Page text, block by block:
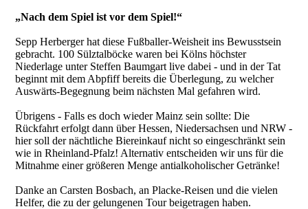
„Nach dem Spiel ist vor dem Spiel!“
Sepp Herberger hat diese Fußballer-Weisheit ins Bewusstsein
gebracht. 100 Sülztalböcke waren bei Kölns höchster
Niederlage unter Steffen Baumgart live dabei - und in der Tat
beginnt mit dem Abpfiff bereits die Überlegung, zu welcher
Auswärts-Begegnung beim nächsten Mal gefahren wird.
Übrigens - Falls es doch wieder Mainz sein sollte: Die
Rückfahrt erfolgt dann über Hessen, Niedersachsen und NRW -
hier soll der nächtliche Biereinkauf nicht so eingeschränkt sein
wie in Rheinland-Pfalz! Alternativ entscheiden wir uns für die
Mitnahme einer größeren Menge antialkoholischer Getränke!
Danke an Carsten Bosbach, an Placke-Reisen und die vielen
Helfer, die zu der gelungenen Tour beigetragen haben.